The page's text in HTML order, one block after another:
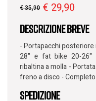
€35,90 € 29,90
Descrizione breve
- Portapacchi
28" e fat bike 20-26"
ribaltina a molla -
freno a disco -
Spedizione